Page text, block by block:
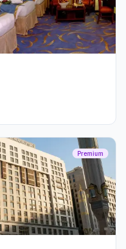
Premium